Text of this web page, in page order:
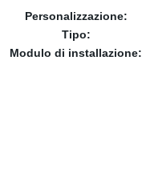
Personalizzazione:
Tipo:
Modulo di installazione: